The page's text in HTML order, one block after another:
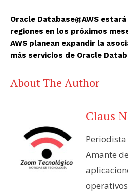
Oracle Database@AWS
regiones en los próximos
AWS planean expandir la
más servicios de Oracle
About The Author
Claus
Amante